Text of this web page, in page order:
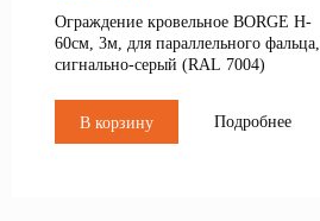
Ограждение кровельное BORGE H-
60см, 3м, для параллельного фальца,
сигнально-серый (RAL 7004)
В корзину Подробнее